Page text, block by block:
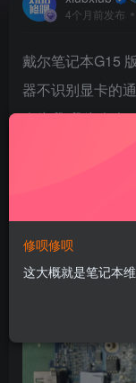
4个月前发布
戴尔笔记本G15
器不识别显卡的
人为我 我为人人
电容，重新焊接
修呗修呗
这大概就是笔记本